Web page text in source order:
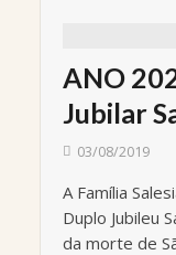
ANO
Jubilar
03/08/2019
A Família
Duplo Jubileu
da morte de